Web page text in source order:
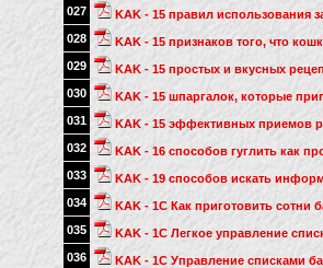
027
KAK - 15 правил использования
028
KAK - 15 признаков того, что
029
KAK - 15 простых и вкусных
030
KAK - 15 шпаргалок, которые
031
KAK - 15 эффективных приемов
032
KAK - 16 способов гуглить как
033
KAK - 19 способов искать
034
KAK - 1C Как приготовить сотни
035
KAK - 1C Легкое управление
036
KAK - 1C Управление списками